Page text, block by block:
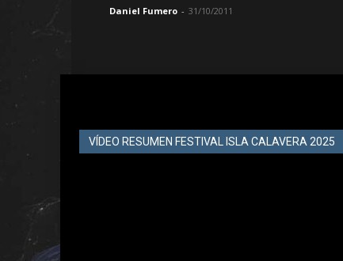
Daniel Fumero - 31/10/2011
VÍDEO RESUMEN FESTIVAL ISLA CALAVERA 2025